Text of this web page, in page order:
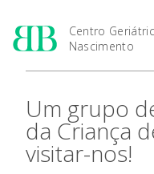
Centro
Nascimento
Intervenção e Dinâmica
Instalações e Serviços
Equipa Técnica
Um grupo
da Criança
visitar-nos!